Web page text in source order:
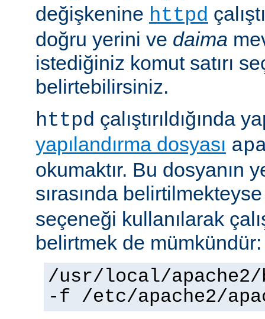
değişkenine httpd
doğru yerini ve daima
istediğiniz komut satırı
belirtebilirsiniz.
httpd çalıştırıldığında
yapılandırma dosyası
okumaktır. Bu dosyanın
sırasında
seçeneği kullanılarak
belirtmek de mümkündür:
/usr/local/
-f /etc/apache2/